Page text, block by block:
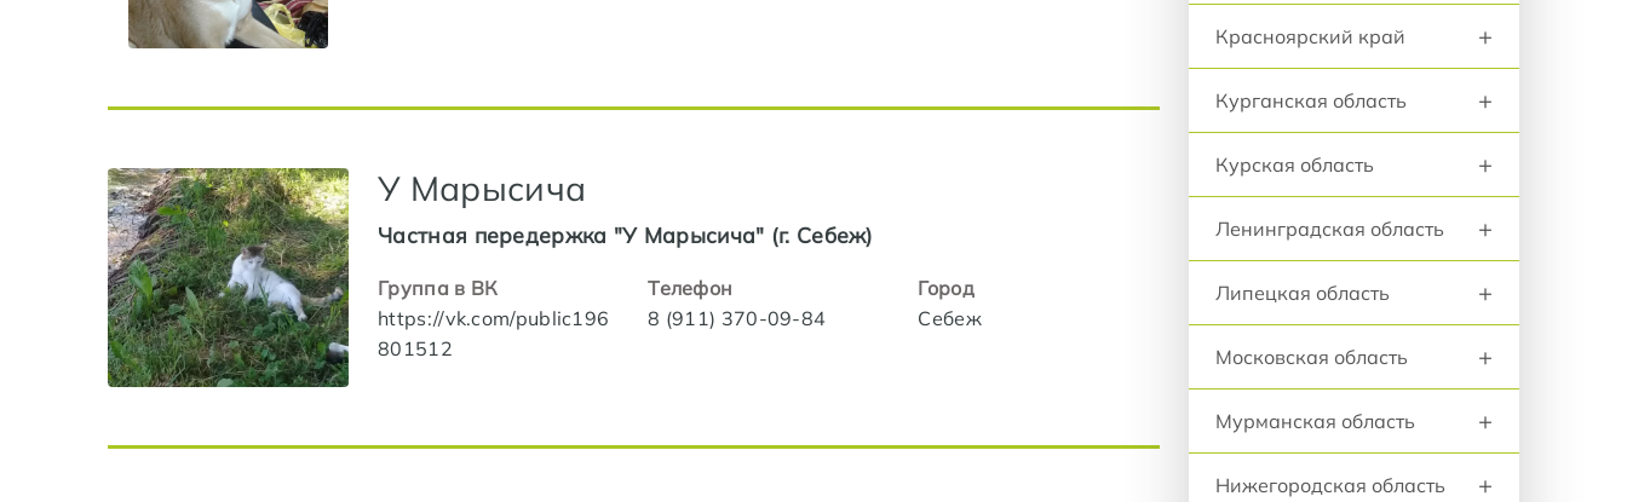
У Марысича
Частная передержка "У Марысича" (г. Себеж)
Группа в ВК
https://vk.com/public196
801512
Телефон
8 (911) 370-09-84
Город
Себеж
Красноярский край +
Курганская область +
Курская область +
Ленинградская область +
Липецкая область +
Московская область +
Мурманская область +
Нижегородская область +